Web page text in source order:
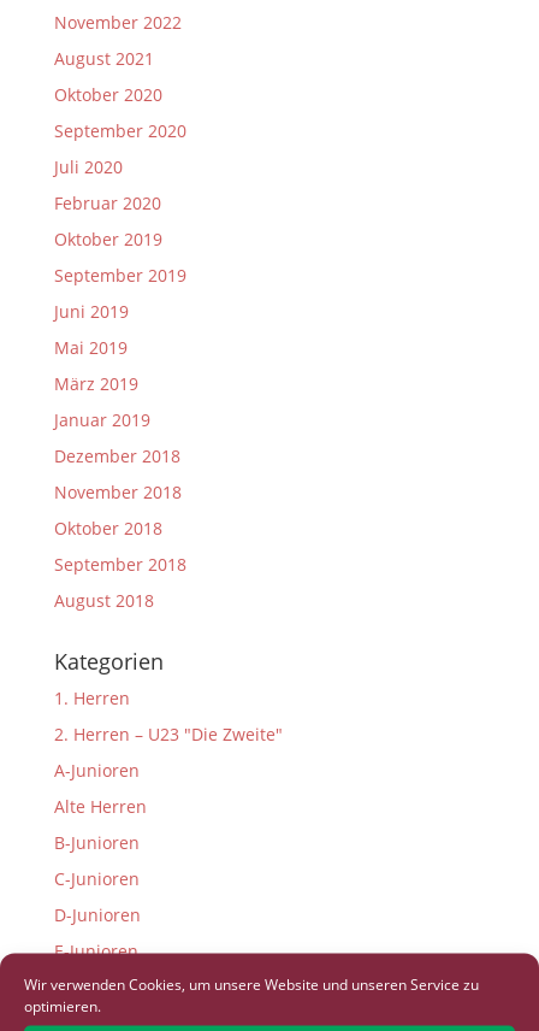
Wir verwenden Cookies, um unsere Website und unseren Service zu
optimieren.
November 2022
August 2021
Oktober 2020
September 2020
Juli 2020
Februar 2020
Oktober 2019
September 2019
Juni 2019
Mai 2019
März 2019
Januar 2019
Dezember 2018
November 2018
Oktober 2018
September 2018
August 2018
Kategorien
1. Herren
2. Herren – U23 "Die Zweite"
A-Junioren
Alte Herren
B-Junioren
C-Junioren
D-Junioren
E-Junioren
F-Junioren
Fußball